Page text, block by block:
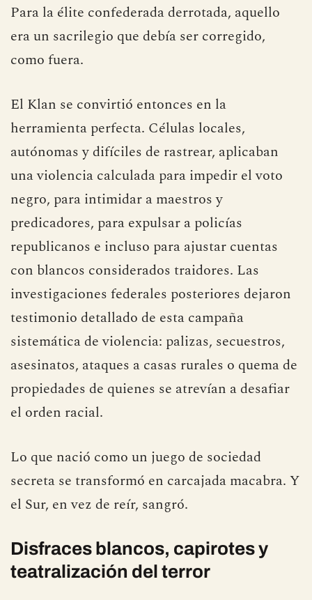
Para la élite confederada derrotada, aquello
era un sacrilegio que debía ser corregido,
como fuera.
El Klan se convirtió entonces en la
herramienta perfecta. Células locales,
autónomas y difíciles de rastrear, aplicaban
una violencia calculada para impedir el voto
negro, para intimidar a maestros y
predicadores, para expulsar a policías
republicanos e incluso para ajustar cuentas
con blancos considerados traidores. Las
investigaciones federales posteriores dejaron
testimonio detallado de esta campaña
sistemática de violencia: palizas, secuestros,
asesinatos, ataques a casas rurales o quema de
propiedades de quienes se atrevían a desafiar
el orden racial.
Lo que nació como un juego de sociedad
secreta se transformó en carcajada macabra. Y
el Sur, en vez de reír, sangró.
Disfraces blancos, capirotes y
teatralización del terror